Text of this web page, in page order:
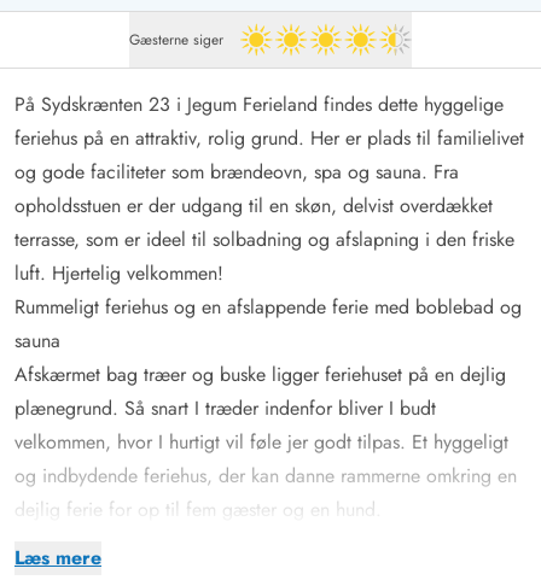
Gæsterne siger 4.5 ud af 5
Læs mere
På Sydskrænten 23 i Jegum Ferieland findes dette hyggelige
feriehus på en attraktiv, rolig grund. Her er plads til familielivet
og gode faciliteter som brændeovn, spa og sauna. Fra
opholdsstuen er der udgang til en skøn, delvist overdækket
terrasse, som er ideel til solbadning og afslapning i den friske
luft. Hjertelig velkommen!
Rummeligt feriehus og en afslappende ferie med boblebad og
sauna
Afskærmet bag træer og buske ligger feriehuset på en dejlig
plænegrund. Så snart I træder indenfor bliver I budt
velkommen, hvor I hurtigt vil føle jer godt tilpas. Et hyggeligt
og indbydende feriehus, der kan danne rammerne omkring en
dejlig ferie for op til fem gæster og en hund.
Feriehuset har et åbent køkken/opholdsrum med gulvvarme, så